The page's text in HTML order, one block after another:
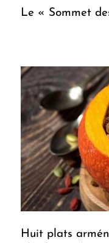
Le « Sommet
Huit plats